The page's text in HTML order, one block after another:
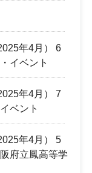
年4月） 6
イベント
年4月） 7
ベント
年4月） 5
府立鳳高等学